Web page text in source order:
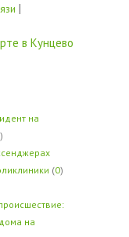
|
в Кунцево
на
(0)
на